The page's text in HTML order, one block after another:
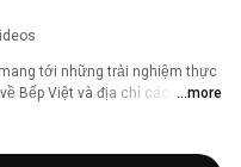
tới những trải nghiệm thực
Bếp Việt và địa chỉ các quán
...more